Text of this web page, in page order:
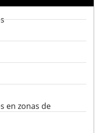
en zonas de